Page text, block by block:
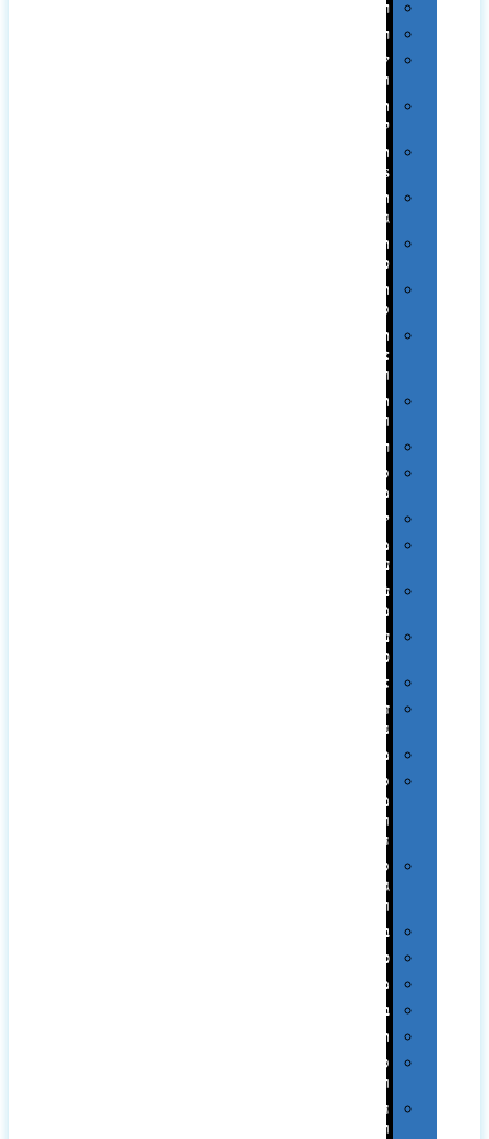
רטרו
רכב
שעונים
ומסגרות
תיקים
לכנסים
תיקי
Swiss
תיקי
תיקי
טיולים
תיקי
ספורט
תיקי
ומכתביות
תערוכות
וכנסים
רמקולים
סוכריות
ממותגות
יודאיקה
מארזי
עטים
עטי
מתכת
עטי
פלסטיק
אוזניות
זכרונות
ניידים
מפצלים
סביבת
מחשב
וציוד
היקפי
סוללות
גיבוי
ומטענים
ביגוד
כובעים
מגבות
בקבוקים
תרמי
ספלים
וכוסות
הוקרה
ואומנות